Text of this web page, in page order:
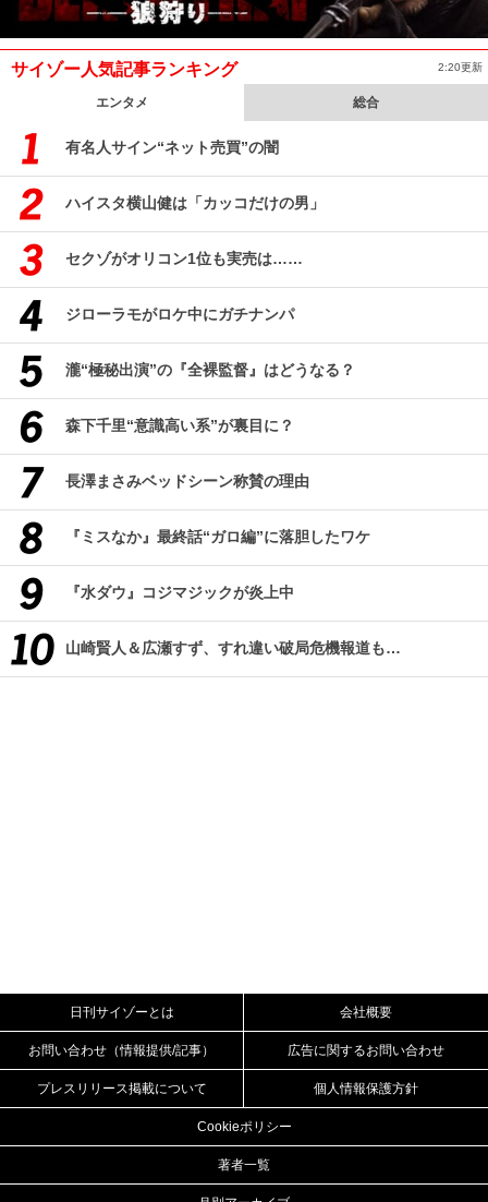
サイゾー人気記事ランキング 2:20更新
エンタメ 総合
有名人サイン“ネット売買”の闇
ハイスタ横山健は「カッコだけの男」
セクゾがオリコン1位も実売は……
ジローラモがロケ中にガチナンパ
瀧“極秘出演”の『全裸監督』はどうなる？
森下千里“意識高い系”が裏目に？
長澤まさみベッドシーン称賛の理由
『ミスなか』最終話“ガロ編”に落胆したワケ
『水ダウ』コジマジックが炎上中
山崎賢人＆広瀬すず、すれ違い破局危機報道も…
日刊サイゾーとは 会社概要
お問い合わせ（情報提供/記事） 広告に関するお問い合わせ
プレスリリース掲載について 個人情報保護方針
Cookieポリシー
著者一覧